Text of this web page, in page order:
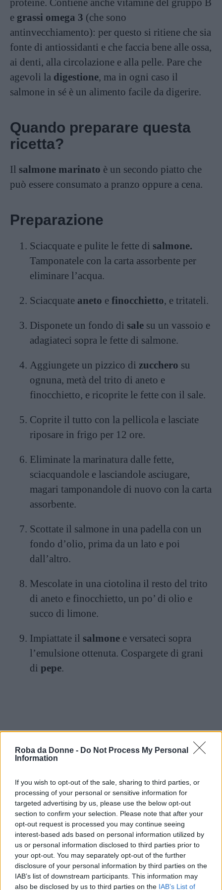
Roba da Donne - Do Not Process My Personal
Information
If you wish to opt-out of the sale, sharing to third parties, or
processing of your personal or sensitive information for
targeted advertising by us, please use the below opt-out
section to confirm your selection. Please note that after your
opt-out request is processed you may continue seeing
interest-based ads based on personal information utilized by
us or personal information disclosed to third parties prior to
your opt-out. You may separately opt-out of the further
disclosure of your personal information by third parties on the
IAB’s list of downstream participants. This information may
also be disclosed by us to third parties on the IAB’s List of
proteine. Contiene anche vitamine del gruppo B
e grassi omega 3 (che sono
antinvecchiamento): per questo si ritiene che sia
fonte di antiossidanti e che faccia bene alle ossa,
ai denti, alla circolazione e alla pelle. Pare che
agevoli la digestione, ma in ogni caso il
salmone in sé è un alimento facile da digerire.
Quando preparare questa
ricetta?
Il salmone marinato è un secondo piatto che
può essere consumato a pranzo oppure a cena.
Preparazione
Sciacquate e pulite le fette di salmone.
Tamponatele con la carta assorbente per
eliminare l’acqua.
Sciacquate aneto e finocchietto, e tritateli.
Disponete un fondo di sale su un vassoio e
adagiateci sopra le fette di salmone.
Aggiungete un pizzico di zucchero su
ognuna, metà del trito di aneto e
finocchietto, e ricoprite le fette con il sale.
Coprite il tutto con la pellicola e lasciate
riposare in frigo per 12 ore.
Eliminate la marinatura dalle fette,
sciacquandole e lasciandole asciugare,
magari tamponandole di nuovo con la carta
assorbente.
Scottate il salmone in una padella con un
fondo d’olio, prima da un lato e poi
dall’altro.
Mescolate in una ciotolina il resto del trito
di aneto e finocchietto, un po’ di olio e
succo di limone.
Impiattate il salmone e versateci sopra
l’emulsione ottenuta. Cospargete di grani
di pepe.